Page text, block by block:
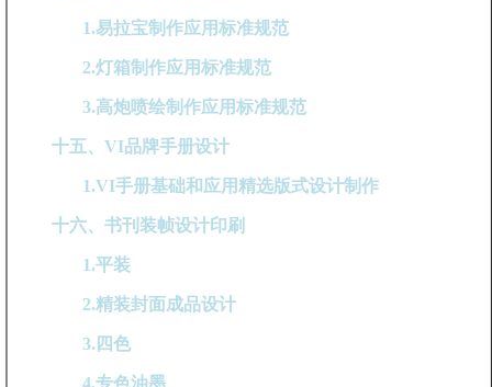
1.易拉宝制作应用标准规范
2.灯箱制作应用标准规范
3.高炮喷绘制作应用标准规范
十五、VI品牌手册设计
1.VI手册基础和应用精选版式设计制作
十六、书刊装帧设计印刷
1.平装
2.精装封面成品设计
3.四色